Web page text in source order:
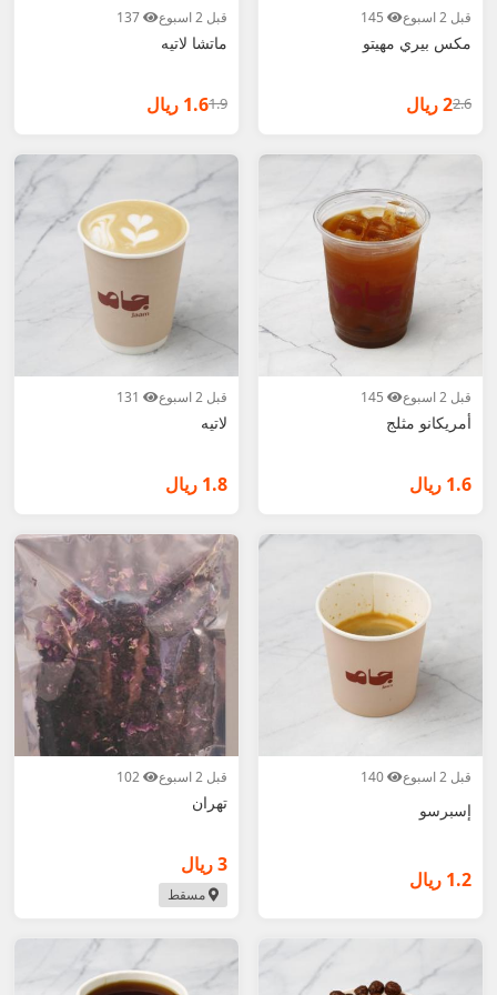
قبل 2 اسبوع
مكس بيري مهيتو
2.62 ريال
قبل 2 اسبوع
ماتشا لاتيه
1.91.6 ريال
قبل 2 اسبوع
أمريكانو مثلج
1.6 ريال
قبل 2 اسبوع
لاتيه
1.8 ريال
قبل 2 اسبوع
إسبرسو
1.2 ريال
قبل 2 اسبوع
تهران
3 ريال
مسقط